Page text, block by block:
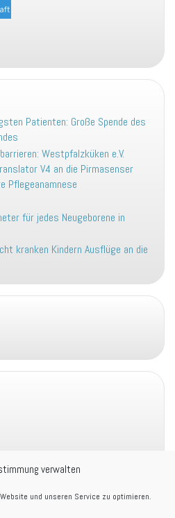
verwalten
und unseren Service zu optimieren.
Patienten: Große Spende des
Westpfalzküken e.V.
V4 an die Pirmasenser
Pflegeanamnese
für jedes Neugeborene in
kranken Kindern Ausflüge an die